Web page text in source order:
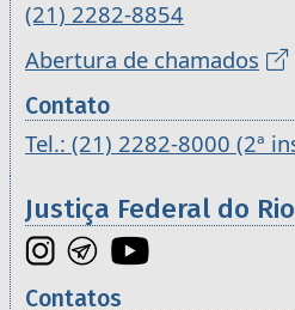
(21) 2282-8854
Abertura de chamados
Contato
Tel.: (21) 2282-8000 (2ª
Justiça Federal do
Contatos